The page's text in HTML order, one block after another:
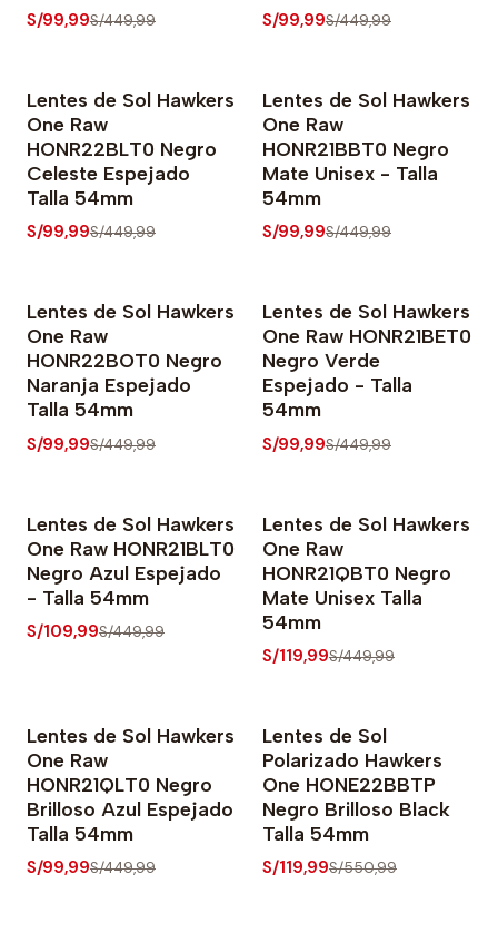
S/99,99S/449,99 S/99,99S/449,99
-78% OFF
Lentes de Sol Hawkers
One Raw
HONR22BLT0 Negro
Celeste Espejado
Talla 54mm
S/99,99S/449,99
-78% OFF
Lentes de Sol Hawkers
One Raw
HONR21BBT0 Negro
Mate Unisex - Talla
54mm
S/99,99S/449,99
-78% OFF
Lentes de Sol Hawkers
One Raw
HONR22BOT0 Negro
Naranja Espejado
Talla 54mm
S/99,99S/449,99
-78% OFF
Lentes de Sol Hawkers
One Raw HONR21BET0
Negro Verde
Espejado - Talla
54mm
S/99,99S/449,99
-76% OFF
Lentes de Sol Hawkers
One Raw HONR21BLT0
Negro Azul Espejado
- Talla 54mm
S/109,99S/449,99
-73% OFF
Lentes de Sol Hawkers
One Raw
HONR21QBT0 Negro
Mate Unisex Talla
54mm
S/119,99S/449,99
-78% OFF
Lentes de Sol Hawkers
One Raw
HONR21QLT0 Negro
Brilloso Azul Espejado
Talla 54mm
S/99,99S/449,99
-78% OFF
Lentes de Sol
Polarizado Hawkers
One HONE22BBTP
Negro Brilloso Black
Talla 54mm
S/119,99S/550,99